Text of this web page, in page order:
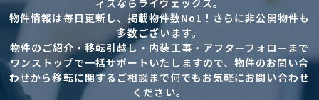
物件情報は毎日更新し、掲載物件数No1！さらに非公開物件も
多数ございます。
物件のご紹介・移転引越し・内装工事・アフターフォローまで
ワンストップで一括サポートいたしますので、物件のお問い合
わせから移転に関するご相談まで何でもお気軽にお問い合わせ
ください。